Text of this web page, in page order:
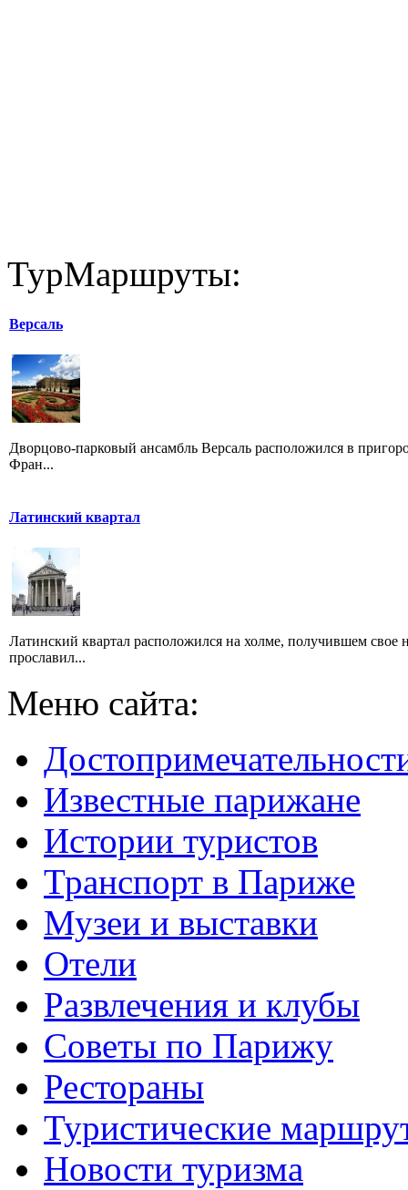
ТурМаршруты:
Версаль
Дворцово-парковый ансамбль Версаль расположился в
Фран...
Латинский квартал
Латинский квартал расположился на холме, получившем
прославил...
Меню сайта:
Известные парижане
Истории туристов
Транспорт в Париже
Музеи и выставки
Отели
Развлечения и клубы
Советы по Парижу
Рестораны
Туристические
Новости туризма